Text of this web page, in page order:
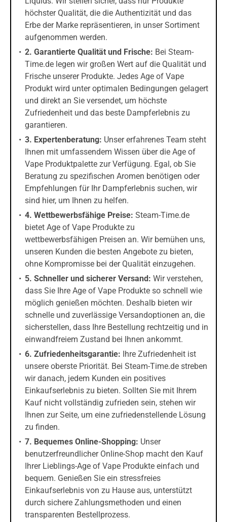
höchster Qualität, die die Authentizität und das
Erbe der Marke repräsentieren, in unser Sortiment
aufgenommen werden.
2. Garantierte Qualität und Frische: Bei Steam-
Time.de legen wir großen Wert auf die Qualität und
Frische unserer Produkte. Jedes Age of Vape
Produkt wird unter optimalen Bedingungen gelagert
und direkt an Sie versendet, um höchste
Zufriedenheit und das beste Dampferlebnis zu
garantieren.
3. Expertenberatung: Unser erfahrenes Team steht
Ihnen mit umfassendem Wissen über die Age of
Vape Produktpalette zur Verfügung. Egal, ob Sie
Beratung zu spezifischen Aromen benötigen oder
Empfehlungen für Ihr Dampferlebnis suchen, wir
sind hier, um Ihnen zu helfen.
4. Wettbewerbsfähige Preise: Steam-Time.de
bietet Age of Vape Produkte zu
wettbewerbsfähigen Preisen an. Wir bemühen uns,
unseren Kunden die besten Angebote zu bieten,
ohne Kompromisse bei der Qualität einzugehen.
5. Schneller und sicherer Versand: Wir verstehen,
dass Sie Ihre Age of Vape Produkte so schnell wie
möglich genießen möchten. Deshalb bieten wir
schnelle und zuverlässige Versandoptionen an, die
sicherstellen, dass Ihre Bestellung rechtzeitig und in
einwandfreiem Zustand bei Ihnen ankommt.
6. Zufriedenheitsgarantie: Ihre Zufriedenheit ist
unsere oberste Priorität. Bei Steam-Time.de streben
wir danach, jedem Kunden ein positives
Einkaufserlebnis zu bieten. Sollten Sie mit Ihrem
Kauf nicht vollständig zufrieden sein, stehen wir
Ihnen zur Seite, um eine zufriedenstellende Lösung
zu finden.
7. Bequemes Online-Shopping: Unser
benutzerfreundlicher Online-Shop macht den Kauf
Ihrer Lieblings-Age of Vape Produkte einfach und
bequem. Genießen Sie ein stressfreies
Einkaufserlebnis von zu Hause aus, unterstützt
durch sichere Zahlungsmethoden und einen
transparenten Bestellprozess.